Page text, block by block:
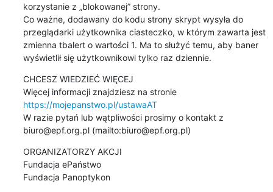
korzystanie z „blokowanej” strony.
Co ważne, dodawany do kodu strony skrypt wysyła do
przeglądarki użytkownika ciasteczko, w którym zawarta jest
zmienna tbalert o wartości 1. Ma to służyć temu, aby baner
wyświetlił się użytkownikowi tylko raz dziennie.
CHCESZ WIEDZIEĆ WIĘCEJ
Więcej informacji znajdziesz na stronie
https://mojepanstwo.pl/ustawaAT
W razie pytań lub wątpliwości prosimy o kontakt z
biuro@epf.org.pl (mailto:biuro@epf.org.pl)
ORGANIZATORZY AKCJI
Fundacja ePaństwo
Fundacja Panoptykon